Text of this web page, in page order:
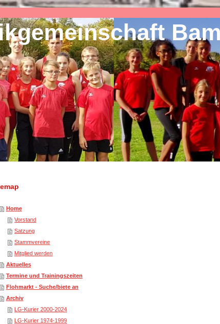
Home
Vorstand
Satzung
Stammvereine
Mitglied werden
Aktuelles
Termine und Trainingszeiten
Flohmarkt - Suche/biete an
Archiv
LG-Kurier 2000-2024
LG-Kurier 1974-1999